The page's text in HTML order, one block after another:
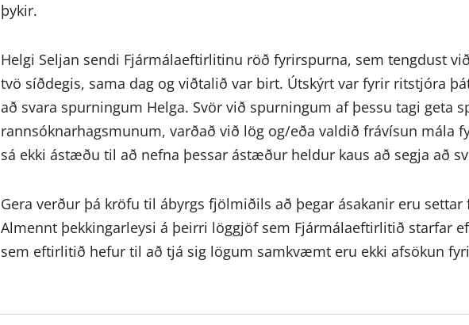
þykir.
Helgi Seljan sendi Fjármálaeftirlitinu röð fyrirspurna, sem tengdust
tvö síðdegis, sama dag og viðtalið var birt. Útskýrt var fyrir ritstjóra
að svara spurningum Helga. Svör við spurningum af þessu tagi geta
rannsóknarhagsmunum, varðað við lög og/eða valdið frávísun mála
sá ekki ástæðu til að nefna þessar ástæður heldur kaus að segja að
Gera verður þá kröfu til ábyrgs fjölmiðils að þegar ásakanir eru
Almennt þekkingarleysi á þeirri löggjöf sem Fjármálaeftirlitið starfar
sem eftirlitið hefur til að tjá sig lögum samkvæmt eru ekki afsökun